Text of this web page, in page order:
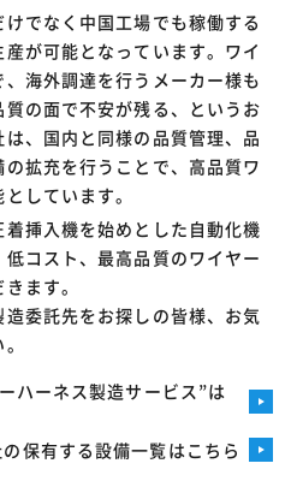
でなく中国工場でも稼働する
が可能となっています。ワイ
海外調達を行うメーカー様も
の面で不安が残る、というお
、国内と同様の品質管理、品
拡充を行うことで、高品質ワ
しています。
挿入機を始めとした自動化機
コスト、最高品質のワイヤー
ます。
委託先をお探しの皆様、お気
ハーネス製造サービス”は
保有する設備一覧はこちら